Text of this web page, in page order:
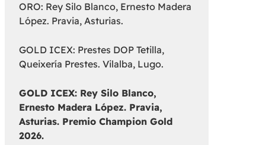
ORO: Rey Silo Blanco, Ernesto Madera
López. Pravia, Asturias.
GOLD ICEX: Prestes DOP Tetilla,
Queixería Prestes. Vilalba, Lugo.
GOLD ICEX: Rey Silo Blanco,
Ernesto Madera López. Pravia,
Asturias. Premio Champion Gold
2026.